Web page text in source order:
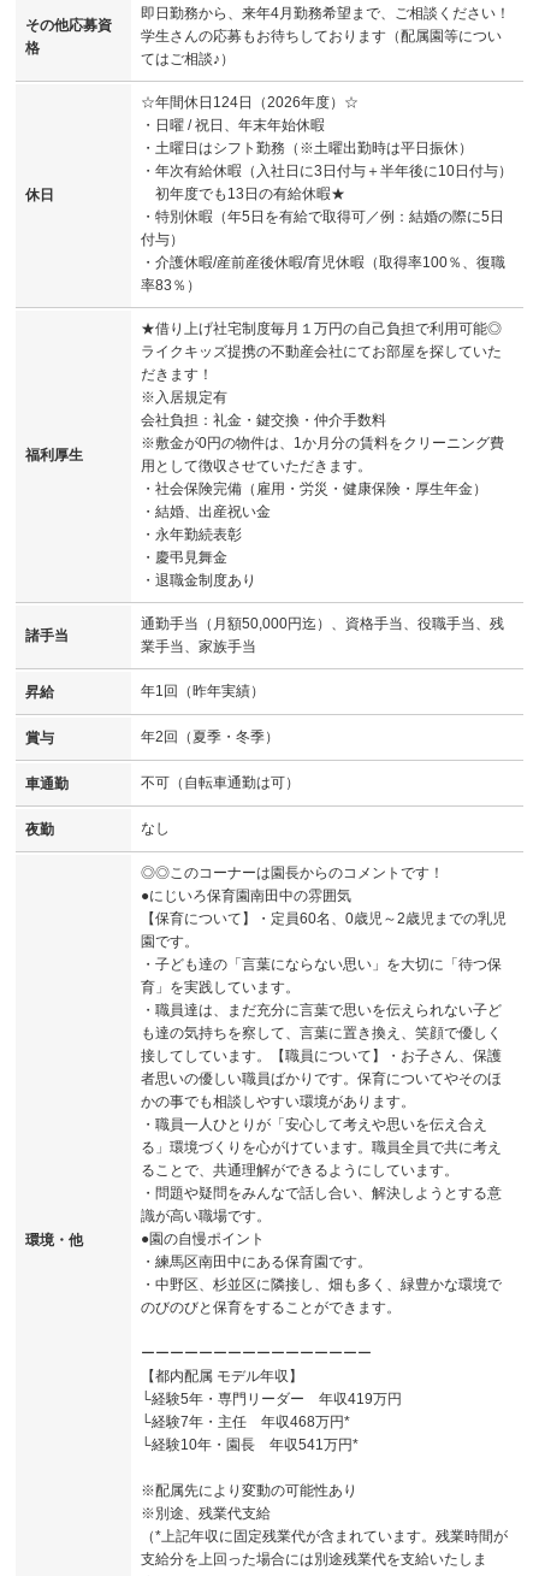
その他応募資
格
即日勤務から、来年4月勤務希望まで、ご相談ください！
学生さんの応募もお待ちしております（配属園等につい
てはご相談♪）
休日
☆年間休日124日（2026年度）☆
・日曜 / 祝日、年末年始休暇
・土曜日はシフト勤務（※土曜出勤時は平日振休）
・年次有給休暇（入社日に3日付与＋半年後に10日付与）
初年度でも13日の有給休暇★
・特別休暇（年5日を有給で取得可／例：結婚の際に5日
付与）
・介護休暇/産前産後休暇/育児休暇（取得率100％、復職
率83％）
福利厚生
★借り上げ社宅制度毎月１万円の自己負担で利用可能◎
ライクキッズ提携の不動産会社にてお部屋を探していた
だきます！
※入居規定有
会社負担：礼金・鍵交換・仲介手数料
※敷金が0円の物件は、1か月分の賃料をクリーニング費
用として徴収させていただきます。
・社会保険完備（雇用・労災・健康保険・厚生年金）
・結婚、出産祝い金
・永年勤続表彰
・慶弔見舞金
・退職金制度あり
諸手当
通勤手当（月額50,000円迄）、資格手当、役職手当、残
業手当、家族手当
昇給 年1回（昨年実績）
賞与 年2回（夏季・冬季）
車通勤 不可（自転車通勤は可）
夜勤 なし
環境・他
◎◎このコーナーは園長からのコメントです！
●にじいろ保育園南田中の雰囲気
【保育について】・定員60名、0歳児～2歳児までの乳児
園です。
・子ども達の「言葉にならない思い」を大切に「待つ保
育」を実践しています。
・職員達は、まだ充分に言葉で思いを伝えられない子ど
も達の気持ちを察して、言葉に置き換え、笑顔で優しく
接してしています。【職員について】・お子さん、保護
者思いの優しい職員ばかりです。保育についてやそのほ
かの事でも相談しやすい環境があります。
・職員一人ひとりが「安心して考えや思いを伝え合え
る」環境づくりを心がけています。職員全員で共に考え
ることで、共通理解ができるようにしています。
・問題や疑問をみんなで話し合い、解決しようとする意
識が高い職場です。
●園の自慢ポイント
・練馬区南田中にある保育園です。
・中野区、杉並区に隣接し、畑も多く、緑豊かな環境で
のびのびと保育をすることができます。
ーーーーーーーーーーーーーーーー
【都内配属 モデル年収】
└経験5年・専門リーダー 年収419万円
└経験7年・主任 年収468万円*
└経験10年・園長 年収541万円*
※配属先により変動の可能性あり
※別途、残業代支給
（*上記年収に固定残業代が含まれています。残業時間が
支給分を上回った場合には別途残業代を支給いたしま